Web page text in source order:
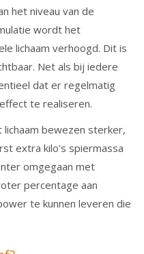
het niveau van de
wordt het
lichaam verhoogd. Dit is
Net als bij iedere
dat er regelmatig
te realiseren.
bewezen sterker,
extra kilo’s spiermassa
omgegaan met
percentage aan
te kunnen leveren die